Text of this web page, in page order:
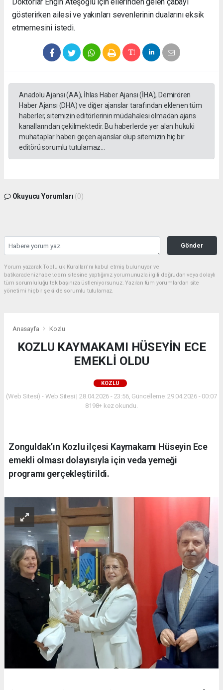
gösterirken ailesi ve yakınları sevenlerinin dualarını eksik
etmemesini istedi.
Anadolu Ajansı (AA), İhlas Haber Ajansı (İHA), Demirören
Haber Ajansı (DHA) ve diğer ajanslar tarafından eklenen tüm
haberler, sitemizin editörlerinin müdahalesi olmadan ajans
kanallarından çekilmektedir. Bu haberlerde yer alan hukuki
muhataplar haberi geçen ajanslar olup sitemizin hiç bir
editörü sorumlu tutulamaz...
Okuyucu Yorumları (0)
Gönder
Yorum yazarak Topluluk Kuralları’nı kabul etmiş bulunuyor ve
batikaradenizhaber.com sitesine yaptığınız yorumunuzla ilgili doğrudan veya dolaylı
tüm sorumluluğu tek başınıza üstleniyorsunuz. Yazılan tüm yorumlardan site
yönetimi hiçbir şekilde sorumlu tutulamaz.
Anasayfa Kozlu
KOZLU KAYMAKAMI HÜSEYİN ECE
EMEKLİ OLDU
KOZLU
(Web Sitesi) - Web Sitesi | 28.04.2026 - 23:56, Güncelleme: 29.04.2026 - 00:07
8198+ kez okundu.
Zonguldak’ın Kozlu ilçesi Kaymakamı Hüseyin Ece
emekli olması dolayısıyla için veda yemeği
programı gerçekleştirildi.